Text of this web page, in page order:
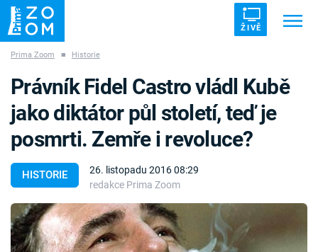
ŽIVĚ
ZÁHADY VETŘELCI DÁVNOVĚKU
Témata
Témata
Prima Zoom ■ Historie
HISTORIE
26. listopadu 2016 08:29
redakce Prima Zoom
Právník Fidel Castro vládl Kubě
jako diktátor půl století, teď je
posmrti. Zemře i revoluce?